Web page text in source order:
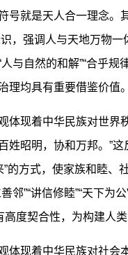
就是天人合一理念。
识，强调人与天地万物
与自然的和解”“合乎规
理均具有重要借鉴价值。
现着中华民族对世界
姓昭明，协和万邦。”
”的方式，使家族和睦
”“讲信修睦”“天下为
度契合性，为构建人
现着中华民族对社会